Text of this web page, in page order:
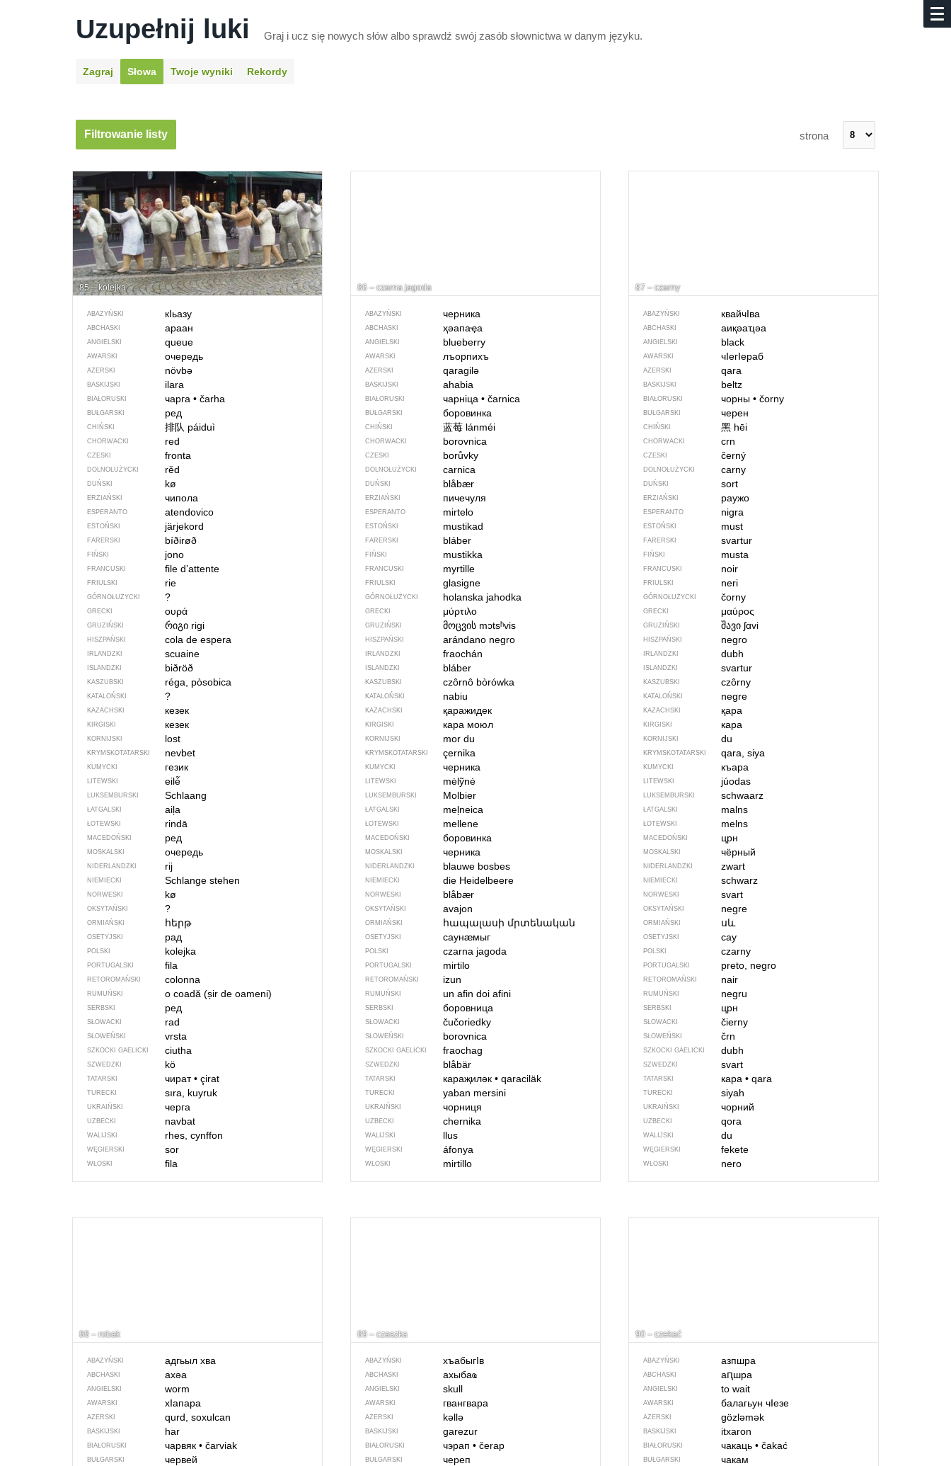
Uzupełnij luki Graj i ucz się nowych słów albo sprawdź swój zasób słownictwa w danym języku.
Zagraj Słowa Twoje wyniki Rekordy
Filtrowanie listy strona
85 – kolejka
ABAZYŃSKI кIьазу
ABCHASKI араан
ANGIELSKI queue
AWARSKI очередь
AZERSKI növbə
BASKIJSKI ilara
BIAŁORUSKI чарга •čarha
BUŁGARSKI ред
CHIŃSKI 排队 páiduì
CHORWACKI red
CZESKI fronta
DOLNOŁUŻYCKI rěd
DUŃSKI kø
ERZIAŃSKI чипола
ESPERANTO atendovico
ESTOŃSKI järjekord
FARERSKI bíðirøð
FIŃSKI jono
FRANCUSKI file d’attente
FRIULSKI rie
GÓRNOŁUŻYCKI ?
GRECKI ουρά
GRUZIŃSKI რიგი rigi
HISZPAŃSKI cola de espera
IRLANDZKI scuaine
ISLANDZKI biðröð
KASZUBSKI réga, pòsobica
KATALOŃSKI ?
KAZACHSKI кезек
KIRGISKI кезек
KORNIJSKI lost
KRYMSKOTATARSKI nevbet
KUMYCKI гезик
LITEWSKI eilė̃
LUKSEMBURSKI Schlaang
ŁATGALSKI aiļa
ŁOTEWSKI rindā
MACEDOŃSKI ред
MOSKALSKI очередь
NIDERLANDZKI rij
NIEMIECKI Schlange stehen
NORWESKI kø
OKSYTAŃSKI ?
ORMIAŃSKI հերթ
OSETYJSKI рад
POLSKI kolejka
PORTUGALSKI fila
RETOROMAŃSKI colonna
RUMUŃSKI o coadă (șir de oameni)
SERBSKI ред
SŁOWACKI rad
SŁOWEŃSKI vrsta
SZKOCKI GAELICKI ciutha
SZWEDZKI kö
TATARSKI чират•çirat
TURECKI sıra, kuyruk
UKRAIŃSKI черга
UZBECKI navbat
WALIJSKI rhes, cynffon
WĘGIERSKI sor
WŁOSKI fila
86 – czarna jagoda
ABAZYŃSKI черника
ABCHASKI ҳәапаҿа
ANGIELSKI blueberry
AWARSKI лъорпихъ
AZERSKI qaragilə
BASKIJSKI ahabia
BIAŁORUSKI чарніца • čarnica
BUŁGARSKI боровинка
CHIŃSKI 蓝莓 lánméi
CHORWACKI borovnica
CZESKI borůvky
DOLNOŁUŻYCKI carnica
DUŃSKI blåbær
ERZIAŃSKI пичечуля
ESPERANTO mirtelo
ESTOŃSKI mustikad
FARERSKI bláber
FIŃSKI mustikka
FRANCUSKI myrtille
FRIULSKI glasigne
GÓRNOŁUŻYCKI holanska jahodka
GRECKI μύρτιλο
GRUZIŃSKI მოცვის mɔtsʰvis
HISZPAŃSKI arándano negro
IRLANDZKI fraochán
ISLANDZKI bláber
KASZUBSKI czôrnô bòrówka
KATALOŃSKI nabiu
KAZACHSKI қаражидек
KIRGISKI кара моюл
KORNIJSKI mor du
KRYMSKOTATARSKI çernika
KUMYCKI черника
LITEWSKI mėlỹnė
LUKSEMBURSKI Molbier
ŁATGALSKI meļneica
ŁOTEWSKI mellene
MACEDOŃSKI боровинка
MOSKALSKI черника
NIDERLANDZKI blauwe bosbes
NIEMIECKI die Heidelbeere
NORWESKI blåbær
OKSYTAŃSKI avajon
ORMIAŃSKI հապալասի մրտենական
OSETYJSKI саунӕмыг
POLSKI czarna jagoda
PORTUGALSKI mirtilo
RETOROMAŃSKI izun
RUMUŃSKI un afin doi afini
SERBSKI боровница
SŁOWACKI čučoriedky
SŁOWEŃSKI borovnica
SZKOCKI GAELICKI fraochag
SZWEDZKI blåbär
TATARSKI караҗиләк • qaraciläk
TURECKI yaban mersini
UKRAIŃSKI чорниця
UZBECKI chernika
WALIJSKI llus
WĘGIERSKI áfonya
WŁOSKI mirtillo
87 – czarny
ABAZYŃSKI квайчIва
ABCHASKI аиқәаҵәа
ANGIELSKI black
AWARSKI чIегIераб
AZERSKI qara
BASKIJSKI beltz
BIAŁORUSKI чорны• čorny
BUŁGARSKI черен
CHIŃSKI 黑 hēi
CHORWACKI crn
CZESKI černý
DOLNOŁUŻYCKI carny
DUŃSKI sort
ERZIAŃSKI раужо
ESPERANTO nigra
ESTOŃSKI must
FARERSKI svartur
FIŃSKI musta
FRANCUSKI noir
FRIULSKI neri
GÓRNOŁUŻYCKI čorny
GRECKI μαύρος
GRUZIŃSKI შავი ʃɑvi
HISZPAŃSKI negro
IRLANDZKI dubh
ISLANDZKI svartur
KASZUBSKI czôrny
KATALOŃSKI negre
KAZACHSKI қара
KIRGISKI кара
KORNIJSKI du
KRYMSKOTATARSKI qara, siya
KUMYCKI къара
LITEWSKI júodas
LUKSEMBURSKI schwaarz
ŁATGALSKI malns
ŁOTEWSKI melns
MACEDOŃSKI црн
MOSKALSKI чёрный
NIDERLANDZKI zwart
NIEMIECKI schwarz
NORWESKI svart
OKSYTAŃSKI negre
ORMIAŃSKI սև
OSETYJSKI сау
POLSKI czarny
PORTUGALSKI preto, negro
RETOROMAŃSKI nair
RUMUŃSKI negru
SERBSKI црн
SŁOWACKI čierny
SŁOWEŃSKI črn
SZKOCKI GAELICKI dubh
SZWEDZKI svart
TATARSKI кара• qara
TURECKI siyah
UKRAIŃSKI чорний
UZBECKI qora
WALIJSKI du
WĘGIERSKI fekete
WŁOSKI nero
88 – robak
ABAZYŃSKI адгьыл хва
ABCHASKI ахәа
ANGIELSKI worm
AWARSKI хIапара
AZERSKI qurd, soxulcan
BASKIJSKI har
BIAŁORUSKI чарвяк •čarviak
BUŁGARSKI червей
89 – czaszka
ABAZYŃSKI хъабыгIв
ABCHASKI ахыбаҩ
ANGIELSKI skull
AWARSKI гвангвара
AZERSKI kəllə
BASKIJSKI garezur
BIAŁORUSKI чэрап • čerap
BUŁGARSKI череп
90 – czekać
ABAZYŃSKI азпшра
ABCHASKI аԥшра
ANGIELSKI to wait
AWARSKI балагьун чIезе
AZERSKI gözləmək
BASKIJSKI itxaron
BIAŁORUSKI чакаць• čakać
BUŁGARSKI чакам